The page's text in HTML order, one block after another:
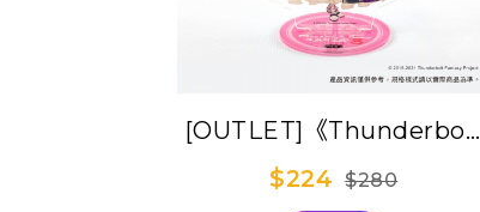
[OUTLET]《Thunderbolt
Fantasy 東離劍遊紀３》角
$224 $280